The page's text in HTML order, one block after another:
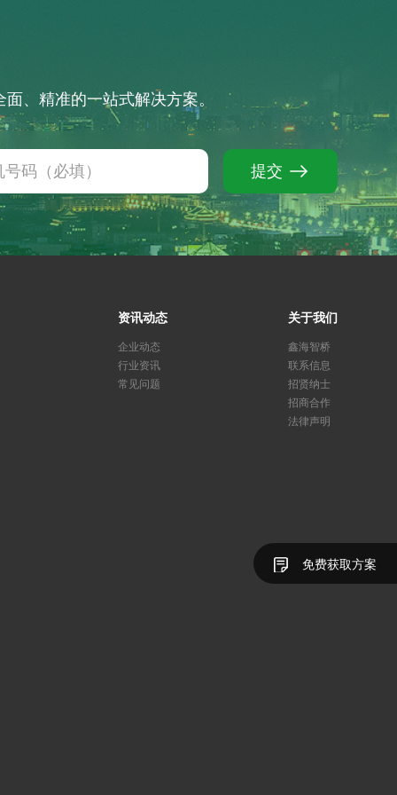
、精准的一站式解决方案。
提交
资讯动态
企业动态
行业资讯
常见问题
关于我们
鑫海智桥
联系信息
招贤纳士
招商合作
法律声明
免费获取方案